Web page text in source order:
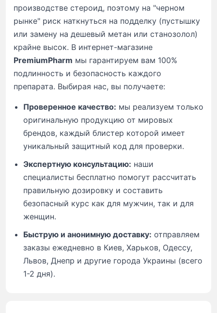
производстве стероид, поэтому на "черном
рынке" риск наткнуться на подделку (пустышку
или замену на дешевый метан или станозолол)
крайне высок. В интернет-магазине
PremiumPharm мы гарантируем вам 100%
подлинность и безопасность каждого
препарата. Выбирая нас, вы получаете:
Проверенное качество: мы реализуем только
оригинальную продукцию от мировых
брендов, каждый блистер которой имеет
уникальный защитный код для проверки.
Экспертную консультацию: наши
специалисты бесплатно помогут рассчитать
правильную дозировку и составить
безопасный курс как для мужчин, так и для
женщин.
Быструю и анонимную доставку: отправляем
заказы ежедневно в Киев, Харьков, Одессу,
Львов, Днепр и другие города Украины (всего
1-2 дня).